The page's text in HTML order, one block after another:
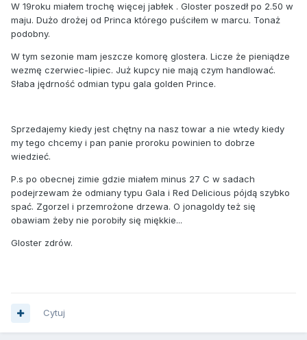
W 19roku miałem trochę więcej jabłek . Gloster poszedł po 2.50 w
maju. Dużo drożej od Princa którego puściłem w marcu. Tonaż
podobny.
W tym sezonie mam jeszcze komorę glostera. Licze że pieniądze
wezmę czerwiec-lipiec. Już kupcy nie mają czym handlować.
Słaba jędrność odmian typu gala golden Prince.
Sprzedajemy kiedy jest chętny na nasz towar a nie wtedy kiedy
my tego chcemy i pan panie proroku powinien to dobrze
wiedzieć.
P.s po obecnej zimie gdzie miałem minus 27 C w sadach
podejrzewam że odmiany typu Gala i Red Delicious pójdą szybko
spać. Zgorzel i przemrożone drzewa. O jonagoldy też się
obawiam żeby nie porobiły się miękkie...
Gloster zdrów.
Cytuj